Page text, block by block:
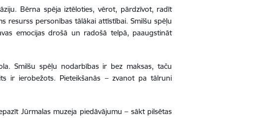
Bērna spēja iztēloties, vērot, pārdzīvot, radīt
resurss personības tālākai attīstībai. Smilšu spēļu
emocijas drošā un radošā telpā, paaugstināt
Smilšu spēļu nodarbības ir bez maksas, taču
ir ierobežots. Pieteikšanās – zvanot pa tālruni
Jūrmalas muzeja piedāvājumu – sākt pilsētas